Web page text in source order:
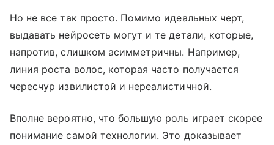
Но не все так просто. Помимо идеальных черт,
выдавать нейросеть могут и те детали, которые,
напротив, слишком асимметричны. Например,
линия роста волос, которая часто получается
чересчур извилистой и нереалистичной.
Вполне вероятно, что большую роль играет скорее
понимание самой технологии. Это доказывает